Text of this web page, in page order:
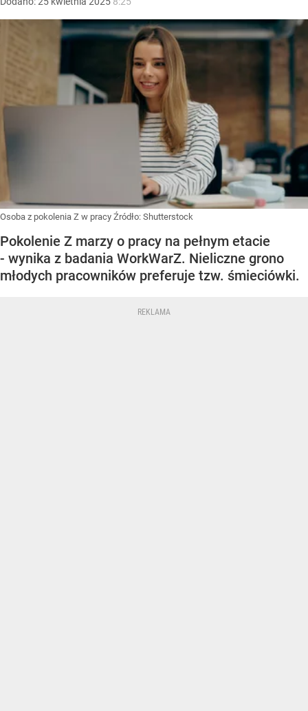
Osoba z pokolenia Z w pracy Źródło: Shutterstock
Pokolenie Z marzy o pracy na pełnym etacie
- wynika z badania WorkWarZ. Nieliczne grono
młodych pracowników preferuje tzw. śmieciówki.